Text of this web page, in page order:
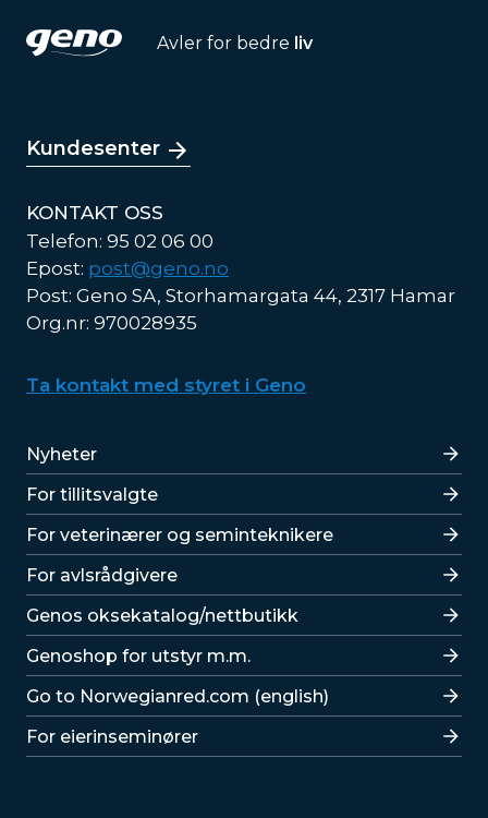
Avler for bedre liv
Kundesenter
KONTAKT OSS
Telefon: 95 02 06 00
Epost: post@geno.no
Post: Geno SA, Storhamargata 44, 2317 Hamar
Org.nr: 970028935
Ta kontakt med styret i Geno
Lenker
Nyheter
For tillitsvalgte
For veterinærer og seminteknikere
For avlsrådgivere
Lenker
Genos oksekatalog/nettbutikk
Genoshop for utstyr m.m.
Go to Norwegianred.com (english)
For eierinseminører